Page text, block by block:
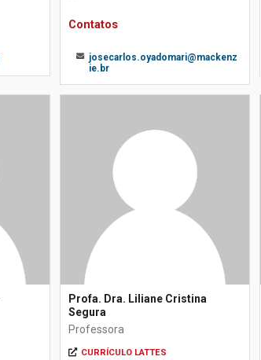
Contatos
josecarlos.oyadomari@mackenz
ie.br
Profa. Dra. Liliane Cristina
Segura
Professora
CURRÍCULO LATTES